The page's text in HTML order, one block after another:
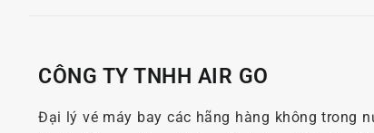
CÔNG TY TNHH AIR GO
Đại lý vé máy bay các hãng hàng không trong